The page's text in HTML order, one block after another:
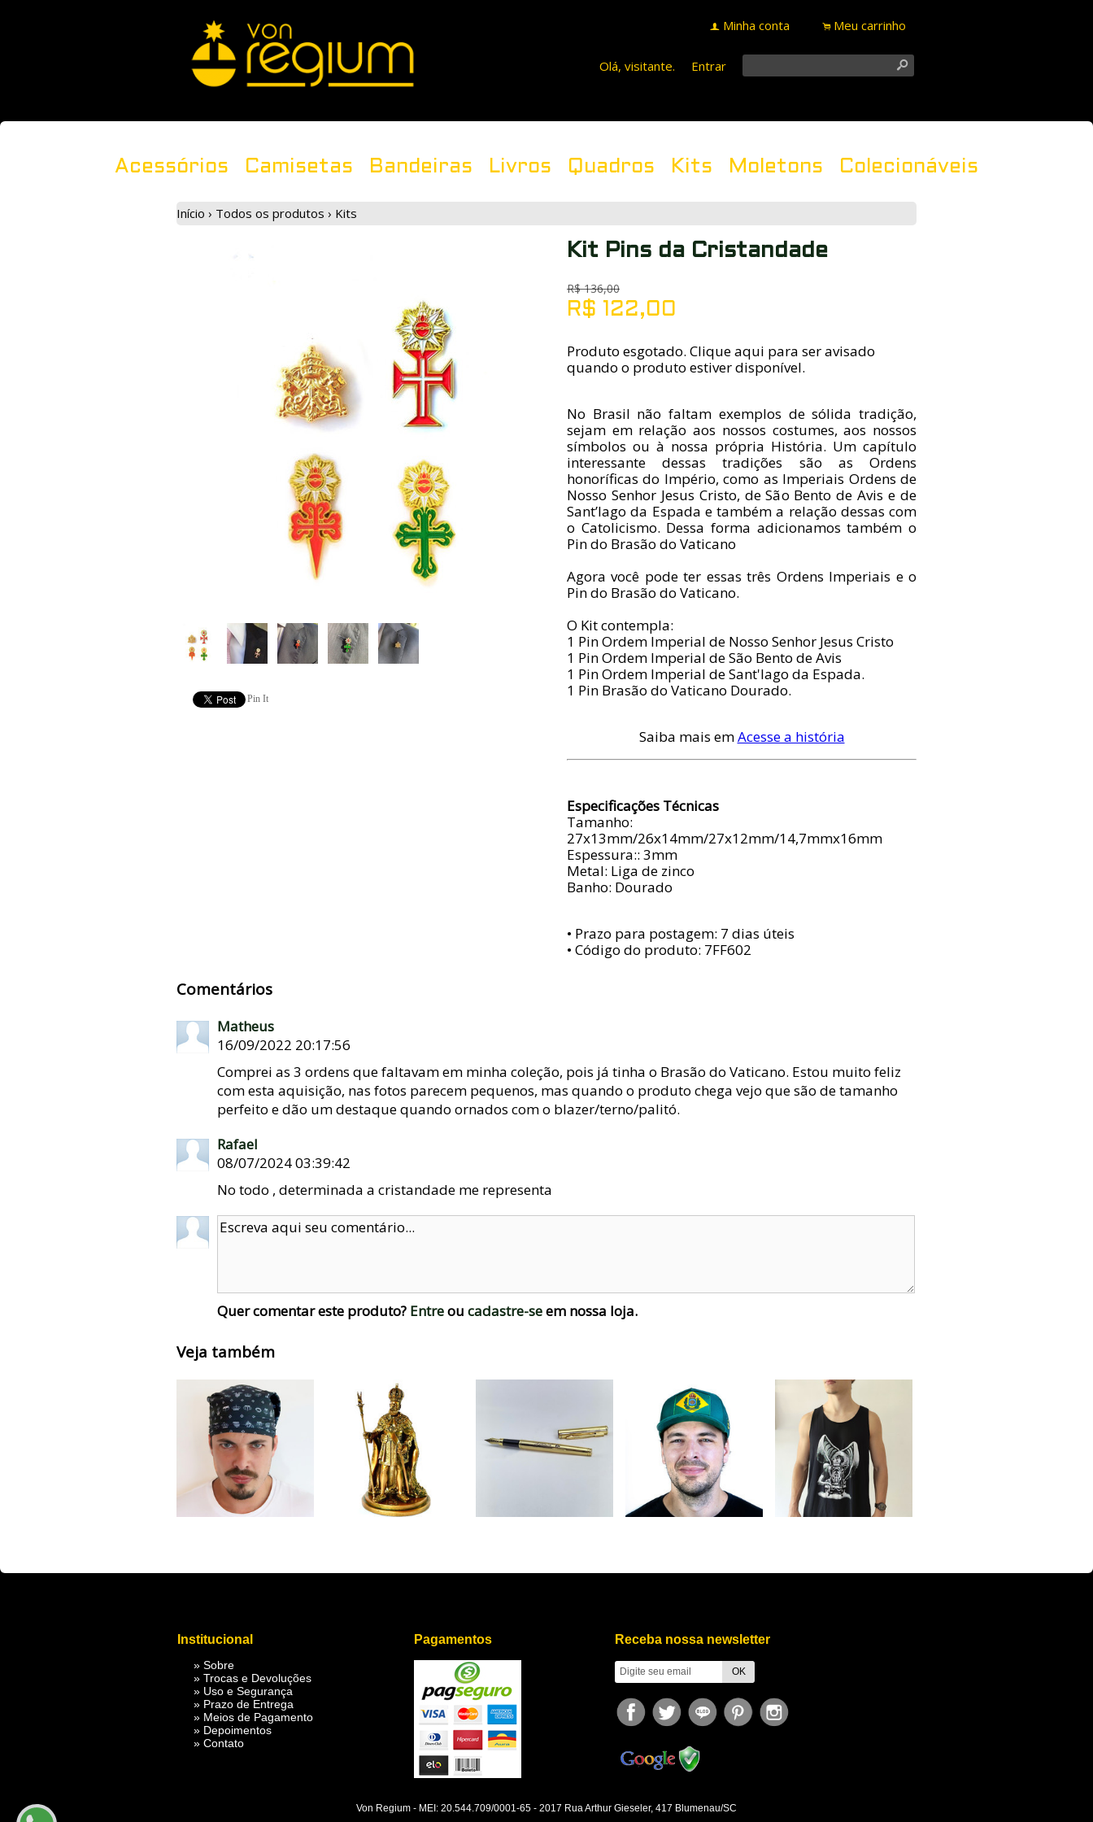
f Minha conta . Meu carrinho
Olá, visitante. Entrar s
Acessórios Camisetas Bandeiras Livros Quadros Kits Moletons Colecionáveis
Início › Todos os produtos › Kits
Pin It
Kit Pins da Cristandade
R$136,00
R$ 122,00
Produto esgotado. Clique aqui para ser avisado
quando o produto estiver disponível.
No Brasil não faltam exemplos de sólida tradição,
sejam em relação aos nossos costumes, aos nossos
símbolos ou à nossa própria História. Um capítulo
interessante dessas tradições são as Ordens
honoríficas do Império, como as Imperiais Ordens de
Nosso Senhor Jesus Cristo, de São Bento de Avis e de
Sant’Iago da Espada e também a relação dessas com
o Catolicismo. Dessa forma adicionamos também o
Pin do Brasão do Vaticano
Agora você pode ter essas três Ordens Imperiais e o
Pin do Brasão do Vaticano.
O Kit contempla:
1 Pin Ordem Imperial de Nosso Senhor Jesus Cristo
1 Pin Ordem Imperial de São Bento de Avis
1 Pin Ordem Imperial de Sant'Iago da Espada.
1 Pin Brasão do Vaticano Dourado.
Saiba mais emAcesse a história
Especificações Técnicas
Tamanho:
27x13mm/26x14mm/27x12mm/14,7mmx16mm
Espessura:: 3mm
Metal: Liga de zinco
Banho: Dourado
• Prazo para postagem: 7 dias úteis
• Código do produto: 7FF602
Comentários
Matheus
16/09/2022 20:17:56
Comprei as 3 ordens que faltavam em minha coleção, pois já tinha o Brasão do Vaticano. Estou muito feliz
com esta aquisição, nas fotos parecem pequenos, mas quando o produto chega vejo que são de tamanho
perfeito e dão um destaque quando ornados com o blazer/terno/palitó.
Rafael
08/07/2024 03:39:42
No todo , determinada a cristandade me representa
Quer comentar este produto? Entreou cadastre-seem nossa loja.
Veja também
Institucional
» Sobre
» Trocas e Devoluções
» Uso e Segurança
» Prazo de Entrega
» Meios de Pagamento
» Depoimentos
» Contato
Pagamentos Receba nossa newsletter
Von Regium - MEI: 20.544.709/0001-65 - 2017 Rua Arthur Gieseler, 417 Blumenau/SC